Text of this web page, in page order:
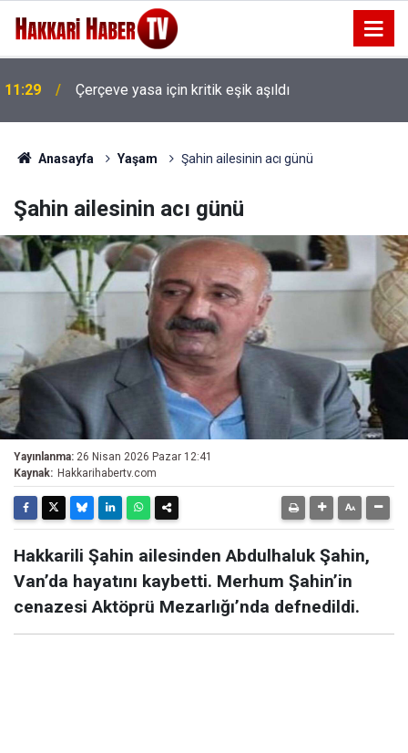
11:29 Çerçeve yasa için kritik eşik aşıldı
Anasayfa Yaşam Şahin ailesinin acı günü
Şahin ailesinin acı günü
Yayınlanma: 26 Nisan 2026 Pazar 12:41
Kaynak: Hakkarihabertv.com
Hakkarili Şahin ailesinden Abdulhaluk Şahin,
Van’da hayatını kaybetti. Merhum Şahin’in
cenazesi Aktöprü Mezarlığı’nda defnedildi.